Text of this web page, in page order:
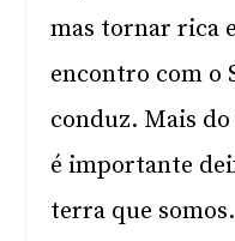
mas tornar rica
encontro com o
conduz. Mais
é importante
terra que